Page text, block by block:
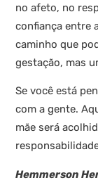
no afeto, no
confiança entre
caminho que
gestação, mas
Se você está
com a gente.
mãe será
Hemmerson